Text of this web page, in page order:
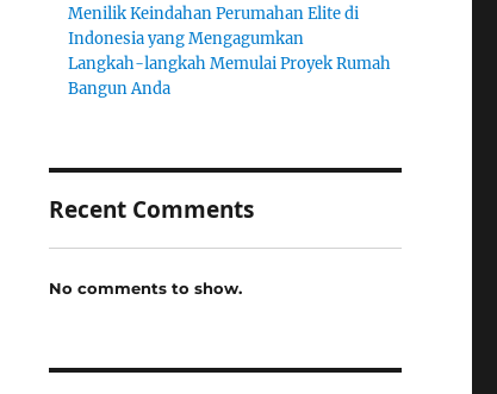
Menilik Keindahan Perumahan Elite di
Indonesia yang Mengagumkan
Langkah-langkah Memulai Proyek Rumah
Bangun Anda
Recent Comments
No comments to show.